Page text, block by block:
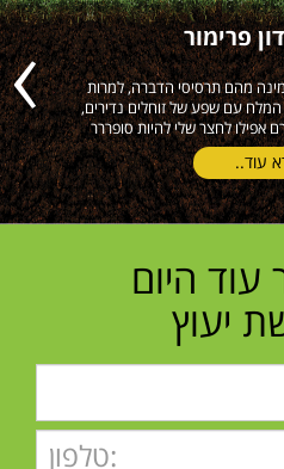
פרימור
מזמינה מהם תרסיסי הדברה, למרות
עם שפע של זוחלים נדירים,
אפילו לחצר שלי להיות סופררר
עוד..
היום
יעוץ